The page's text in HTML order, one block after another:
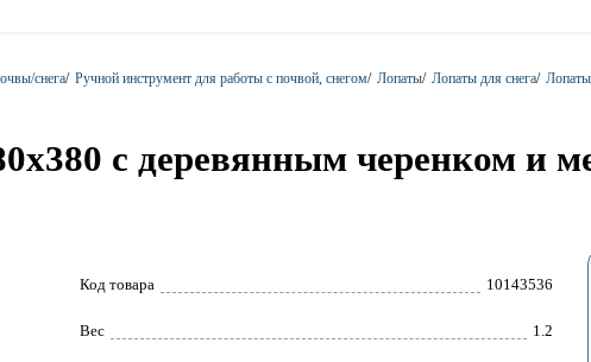
снега/ Ручной инструмент для работы с почвой, снегом/ Лопаты/ Лопаты для снега/ Лопаты
с деревянным черенком и
Код товара 10143536
Вес 1.2